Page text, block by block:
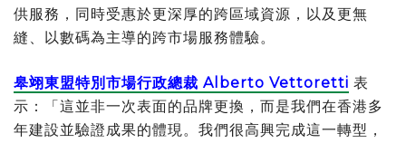
供服務，同時受惠於更深厚的跨區域資源，以及更無
縫、以數碼為主導的跨市場服務體驗。
皋翊東盟特別市場行政總裁 Alberto Vettoretti 表
示：「這並非一次表面的品牌更換，而是我們在香港多
年建設並驗證成果的體現。我們很高興完成這一轉型，